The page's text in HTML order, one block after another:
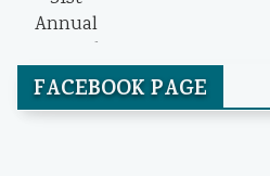
FACEBOOK PAGE